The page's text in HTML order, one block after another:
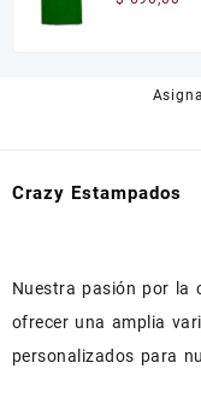
Crazy Estampados
Nuestra pasión por la
ofrecer una amplia
personalizados para